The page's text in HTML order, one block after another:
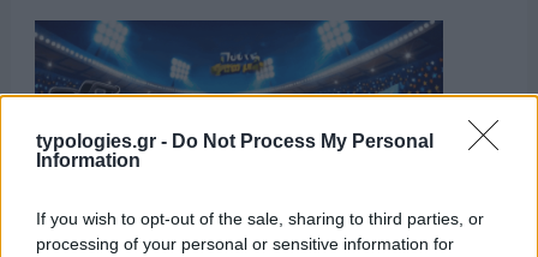
typologies.gr - Do Not Process My Personal
Information
If you wish to opt-out of the sale, sharing to third parties, or
processing of your personal or sensitive information for